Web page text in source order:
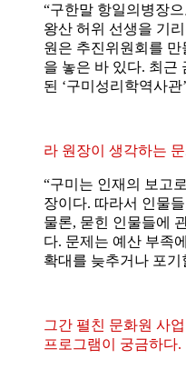
“구한말 항일의병장
왕산 허위 선생을 기
원은 추진위원회를
을 놓은 바 있다. 최근
된 ‘구미성리학역사관
라 원장이 생각하는
“구미는 인재의 보고
장이다. 따라서 인물
물론, 묻힌 인물들에
다. 문제는 예산 부족
확대를 늦추거나 포기
그간 펼친 문화원 사
프로그램이 궁금하다.